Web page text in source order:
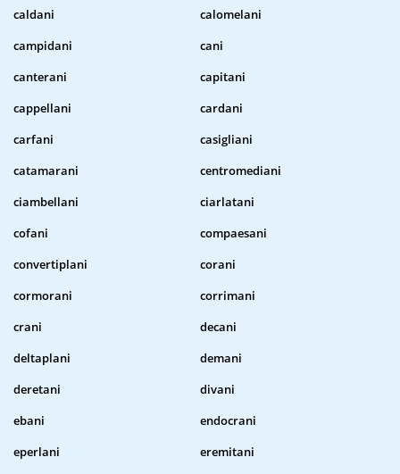
caldani
calomelani
campidani
cani
canterani
capitani
cappellani
cardani
carfani
casigliani
catamarani
centromediani
ciambellani
ciarlatani
cofani
compaesani
convertiplani
corani
cormorani
corrimani
crani
decani
deltaplani
demani
deretani
divani
ebani
endocrani
eperlani
eremitani